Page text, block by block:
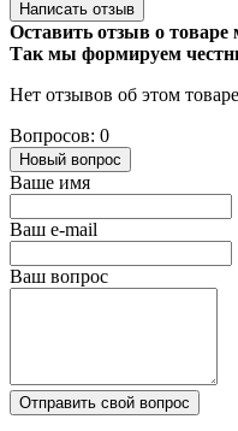
Написать отзыв
Оставить отзыв о товаре
Так мы формируем
Нет отзывов об этом
Вопросов: 0
Новый вопрос
Ваше имя
Ваш e-mail
Ваш вопрос
Отправить свой вопрос